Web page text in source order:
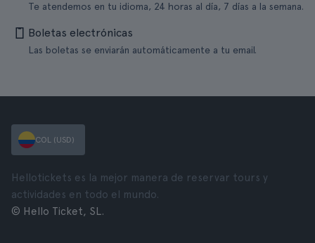
Te atendemos en tu idioma, 24 horas al día, 7 días a la semana.
Boletas electrónicas
Las boletas se enviarán automáticamente a tu email.
COL (USD)
Hellotickets es la mejor manera de reservar tours y
actividades en todo el mundo.
© Hello Ticket, SL.